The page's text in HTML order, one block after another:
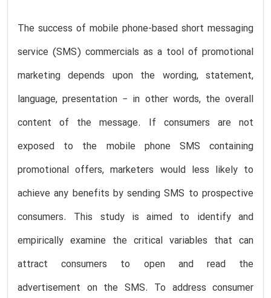
The success of mobile phone-based short messaging
service (SMS) commercials as a tool of promotional
marketing depends upon the wording, statement,
language, presentation − in other words, the overall
content of the message. If consumers are not
exposed to the mobile phone SMS containing
promotional offers, marketers would less likely to
achieve any benefits by sending SMS to prospective
consumers. This study is aimed to identify and
empirically examine the critical variables that can
attract consumers to open and read the
advertisement on the SMS. To address consumer